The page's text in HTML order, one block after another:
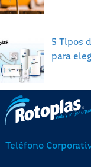
5 Tipos
para
Teléfono